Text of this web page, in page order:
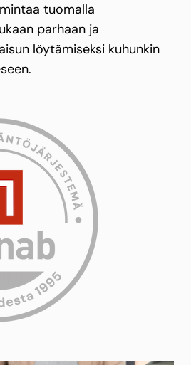
tuomalla
parhaan ja
löytämiseksi kuhunkin